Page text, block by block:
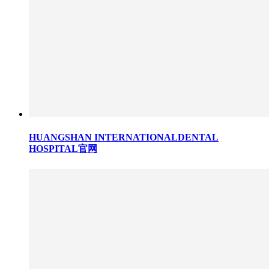
HUANGSHAN INTERNATIONALDENTAL
HOSPITAL官网